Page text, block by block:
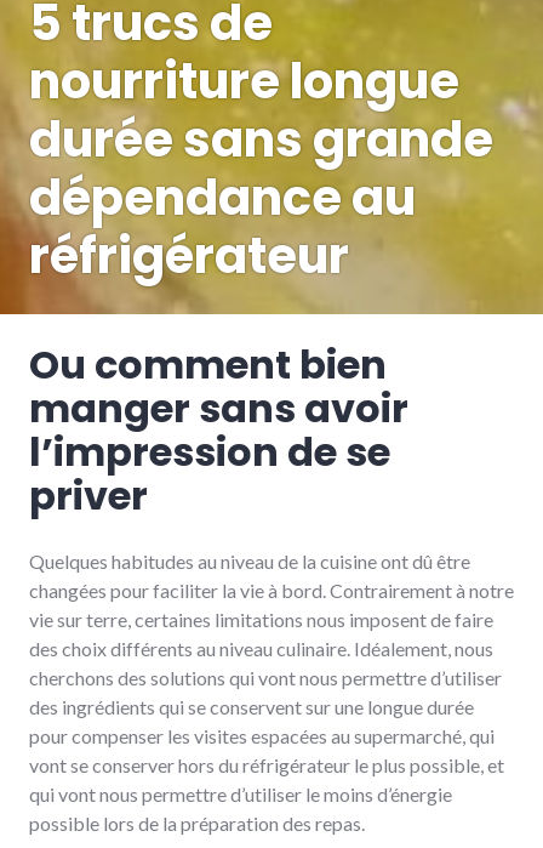
5 trucs de
nourriture longue
durée sans grande
dépendance au
réfrigérateur
Ou comment bien
manger sans avoir
l’impression de se
priver
Quelques habitudes au niveau de la cuisine ont dû être
changées pour faciliter la vie à bord. Contrairement à notre
vie sur terre, certaines limitations nous imposent de faire
des choix différents au niveau culinaire. Idéalement, nous
cherchons des solutions qui vont nous permettre d’utiliser
des ingrédients qui se conservent sur une longue durée
pour compenser les visites espacées au supermarché, qui
vont se conserver hors du réfrigérateur le plus possible, et
qui vont nous permettre d’utiliser le moins d’énergie
possible lors de la préparation des repas.